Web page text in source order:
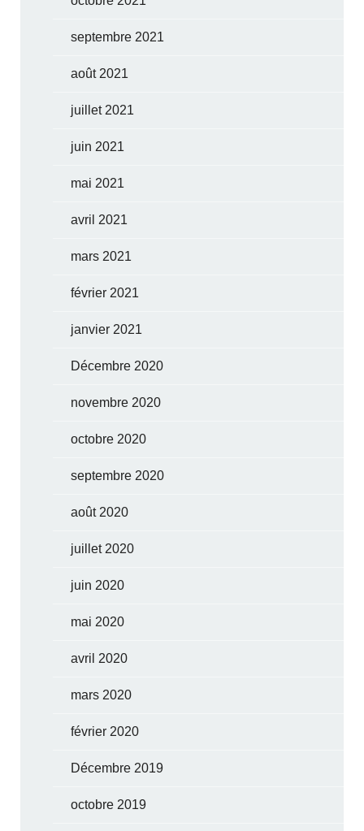
septembre 2021
août 2021
juillet 2021
juin 2021
mai 2021
avril 2021
mars 2021
février 2021
janvier 2021
Décembre 2020
novembre 2020
octobre 2020
septembre 2020
août 2020
juillet 2020
juin 2020
mai 2020
avril 2020
mars 2020
février 2020
Décembre 2019
octobre 2019